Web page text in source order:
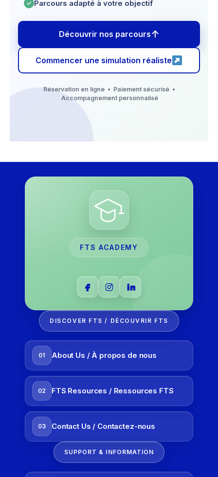
✓ Parcours adapté à votre objectif
Découvrir nos parcours↑
Commencer une simulation réaliste
Réservation en ligne • Paiement sécurisé •
Accompagnement personnalisé
FTS ACADEMY
DISCOVER FTS / DÉCOUVRIR FTS
01 About Us / À propos de nous
02 FTS Resources / Ressources FTS
03 Contact Us / Contactez-nous
SUPPORT & INFORMATION